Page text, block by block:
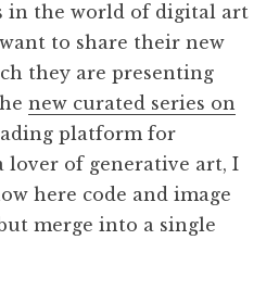
in the world of digital art
want to share their new
they are presenting
new curated series on
platform for
lover of generative art, I
here code and image
merge into a single